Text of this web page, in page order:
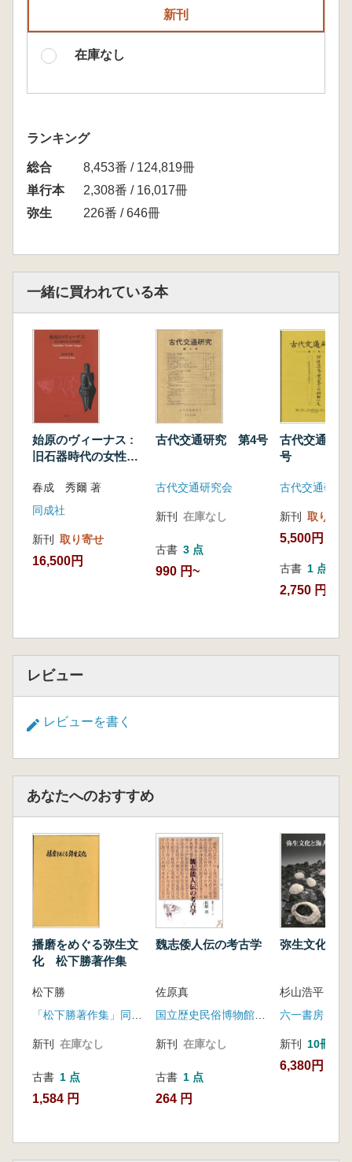
新刊
在庫なし
ランキング
総合
8,453番 / 124,819冊
単行本
2,308番 / 16,017冊
弥生
226番 / 646冊
一緒に買われている本
始原のヴィーナス :
旧石器時代の女性象
春成 秀爾 著
同成社
新刊 取り寄せ
16,500円
古代交通研究 第4号
古代交通研究会
新刊 在庫なし
古書 3 点
990 円~
古代交通研
号
新刊 取り寄せ
5,500円
古書 1 点
2,750 円
レビュー
レビューを書く
あなたへのおすすめ
播磨をめぐる弥生文
化 松下勝著作集
松下勝
新刊 在庫なし
古書 1 点
1,584 円
魏志倭人伝の考古学
佐原真
新刊 在庫なし
古書 1 点
264 円
弥生文化と
杉山浩平 著
六一書房
新刊 10冊以上
6,380円